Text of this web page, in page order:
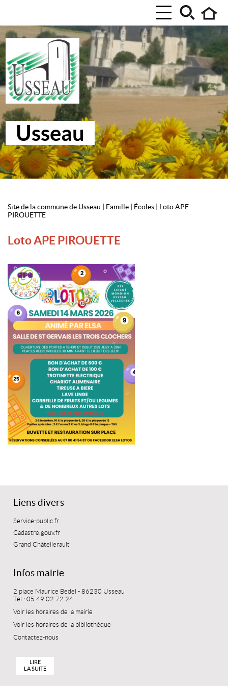
Usseau
Site de la commune de Usseau Famille Écoles
Loto APE
PIROUETTE
Loto APE PIROUETTE
Liens divers
Service-public.fr
Cadastre.gouv.fr
Grand Châtellerault
Infos mairie
2 place Maurice Bedel - 86230 Usseau
Tél : 05 49 02 72 24
Voir les horaires de la mairie
Voir les horaires de la bibliothèque
Contactez-nous
LIRE
LA SUITE